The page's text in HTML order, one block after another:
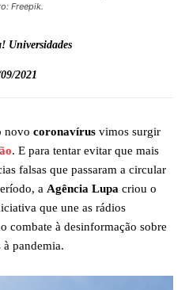
Freepik.
Universidades
2021
novo coronavírus vimos surgir
. E para tentar evitar que mais
falsas que passaram a circular
a Agência Lupa criou o
que une as rádios
combate à desinformação sobre
à pandemia.